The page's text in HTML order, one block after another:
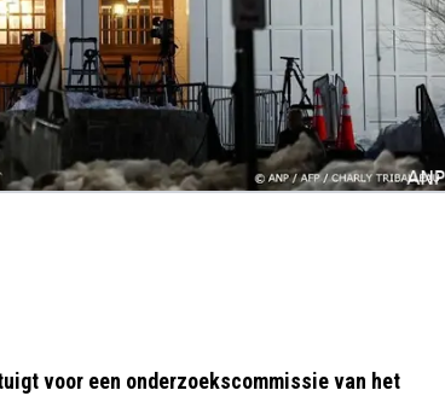
voor een onderzoekscommissie van het